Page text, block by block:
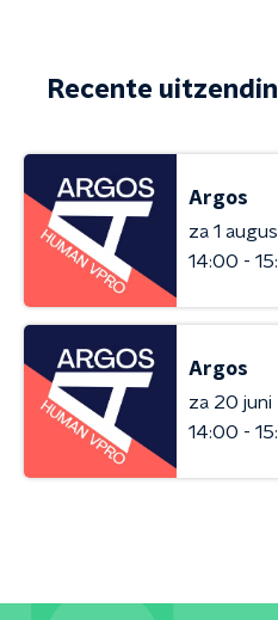
Recente
Argos
za 1
14:00 -
Argos
za 20 juni
14:00 -